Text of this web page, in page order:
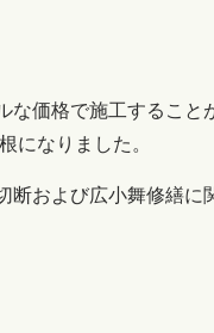
価格で施工すること
になりました。
断および広小舞修繕に